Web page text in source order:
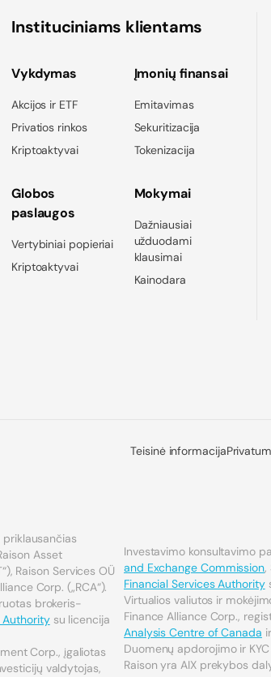
Instituciniams klientams
Vykdymas
Akcijos ir ETF
Privatios rinkos
Kriptoaktyvai
Globos
paslaugos
Vertybiniai popieriai
Kriptoaktyvai
Įmonių finansai
Emitavimas
Sekuritizacija
Tokenizacija
Mokymai
Dažniausiai
užduodami
klausimai
Kainodara
Teisinė informacija
priklausančias
Asset
Raison Services OÜ
Corp. („RCA“).
brokeris-
Authoritysu licencija
Corp., įgaliotas
valdytojas,
Investavimo konsultavimo
and Exchange Commission,
Financial Services Authority
Virtualios valiutos ir
Finance Alliance Corp.,
Analysis Centre of Canada
Duomenų apdorojimo ir
Raison yra AIX prekybos